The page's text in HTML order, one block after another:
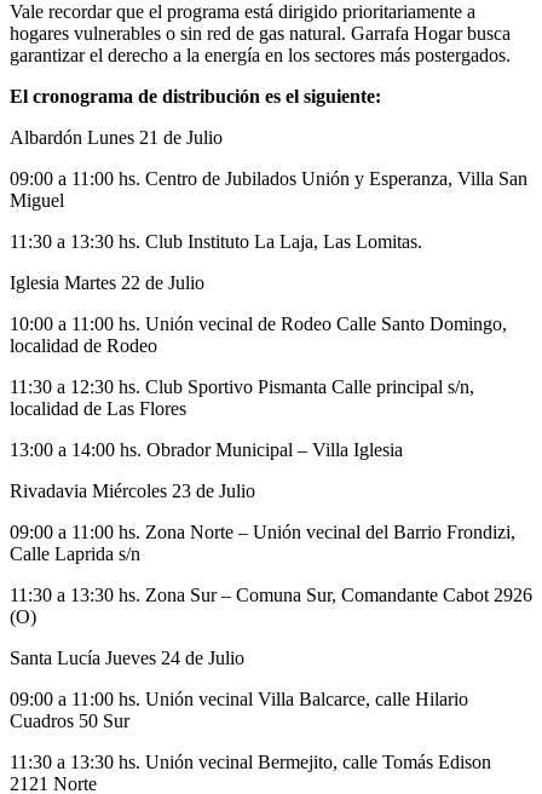
Vale recordar que el programa está dirigido prioritariamente a
hogares vulnerables o sin red de gas natural. Garrafa Hogar busca
garantizar el derecho a la energía en los sectores más postergados.
El cronograma de distribución es el siguiente:
Albardón Lunes 21 de Julio
09:00 a 11:00 hs. Centro de Jubilados Unión y Esperanza, Villa San
Miguel
11:30 a 13:30 hs. Club Instituto La Laja, Las Lomitas.
Iglesia Martes 22 de Julio
10:00 a 11:00 hs. Unión vecinal de Rodeo Calle Santo Domingo,
localidad de Rodeo
11:30 a 12:30 hs. Club Sportivo Pismanta Calle principal s/n,
localidad de Las Flores
13:00 a 14:00 hs. Obrador Municipal – Villa Iglesia
Rivadavia Miércoles 23 de Julio
09:00 a 11:00 hs. Zona Norte – Unión vecinal del Barrio Frondizi,
Calle Laprida s/n
11:30 a 13:30 hs. Zona Sur – Comuna Sur, Comandante Cabot 2926
(O)
Santa Lucía Jueves 24 de Julio
09:00 a 11:00 hs. Unión vecinal Villa Balcarce, calle Hilario
Cuadros 50 Sur
11:30 a 13:30 hs. Unión vecinal Bermejito, calle Tomás Edison
2121 Norte